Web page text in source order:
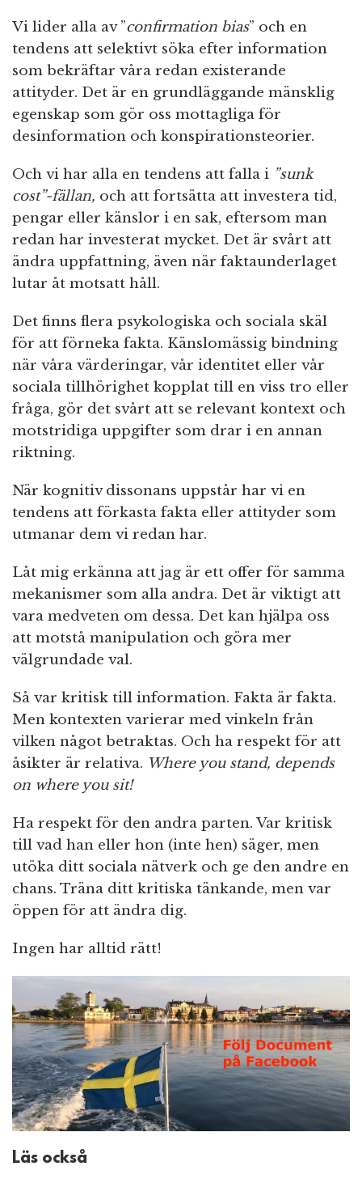
Vi lider alla av ”confirmation bias” och en
tendens att selektivt söka efter information
som bekräftar våra redan existerande
attityder. Det är en grundläggande mänsklig
egenskap som gör oss mottagliga för
desinformation och konspirationsteorier.
Och vi har alla en tendens att falla i ”sunk
cost”-fällan, och att fortsätta att investera tid,
pengar eller känslor i en sak, eftersom man
redan har investerat mycket. Det är svårt att
ändra uppfattning, även när faktaunderlaget
lutar åt motsatt håll.
Det finns flera psykologiska och sociala skäl
för att förneka fakta. Känslomässig bindning
när våra värderingar, vår identitet eller vår
sociala tillhörighet kopplat till en viss tro eller
fråga, gör det svårt att se relevant kontext och
motstridiga uppgifter som drar i en annan
riktning.
När kognitiv dissonans uppstår har vi en
tendens att förkasta fakta eller attityder som
utmanar dem vi redan har.
Låt mig erkänna att jag är ett offer för samma
mekanismer som alla andra. Det är viktigt att
vara medveten om dessa. Det kan hjälpa oss
att motstå manipulation och göra mer
välgrundade val.
Så var kritisk till information. Fakta är fakta.
Men kontexten varierar med vinkeln från
vilken något betraktas. Och ha respekt för att
åsikter är relativa. Where you stand, depends
on where you sit!
Ha respekt för den andra parten. Var kritisk
till vad han eller hon (inte hen) säger, men
utöka ditt sociala nätverk och ge den andre en
chans. Träna ditt kritiska tänkande, men var
öppen för att ändra dig.
Ingen har alltid rätt!
Läs också